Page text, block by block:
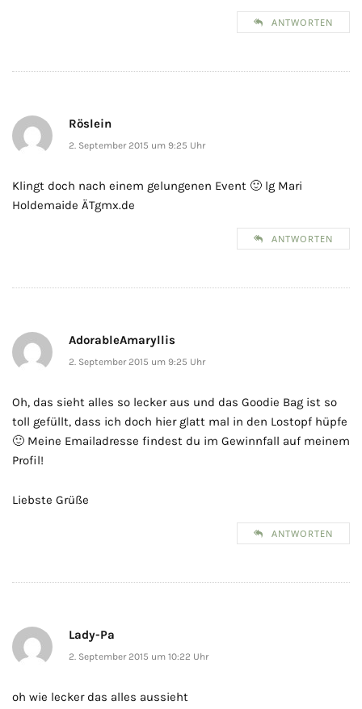
ANTWORTEN
Röslein
2. September 2015 um 9:25 Uhr
Klingt doch nach einem gelungenen Event 🙂 lg Mari
Holdemaide ÄTgmx.de
ANTWORTEN
AdorableAmaryllis
2. September 2015 um 9:25 Uhr
Oh, das sieht alles so lecker aus und das Goodie Bag ist so
toll gefüllt, dass ich doch hier glatt mal in den Lostopf hüpfe
🙂 Meine Emailadresse findest du im Gewinnfall auf meinem
Profil!
Liebste Grüße
ANTWORTEN
Lady-Pa
2. September 2015 um 10:22 Uhr
oh wie lecker das alles aussieht